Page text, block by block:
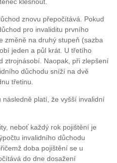
znovu přepočítává. Pokud
pro invaliditu prvního
změně na druhý stupeň (sazba
jeden a půl krát. U třetího
ztrojnásobí. Naopak, při zlepšení
důchodu sníží na dvě
třetinu.
platí, že vyšší invalidní
neboť každý rok pojištění je
invalidního důchodu
doba pojištění se u
do dne dosažení